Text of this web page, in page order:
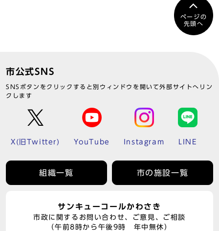
ページの
先頭へ
市公式SNS
SNSボタンをクリックすると別ウィンドウを開いて外部サイトへリン
クします
X(旧Twitter) YouTube Instagram LINE
組織一覧 市の施設一覧
サンキューコールかわさき
市政に関するお問い合わせ、ご意見、ご相談
（午前8時から午後9時 年中無休）